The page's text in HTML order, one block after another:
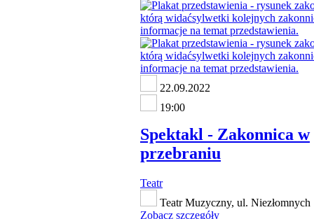
22.09.2022
19:00
Spektakl - Zakonnica w
przebraniu
Teatr
Teatr Muzyczny, ul. Niezłomnych
Zobacz szczegóły